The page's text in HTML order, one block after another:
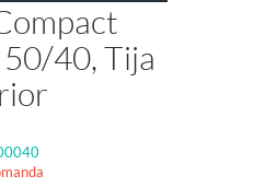
40, Tija